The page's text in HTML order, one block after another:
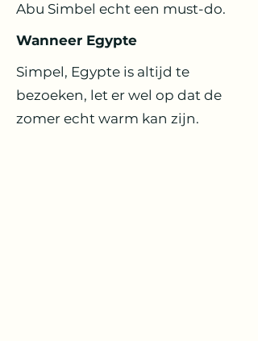
Abu Simbel echt een must-do.
Wanneer Egypte
Simpel, Egypte is altijd te
bezoeken, let er wel op dat de
zomer echt warm kan zijn.